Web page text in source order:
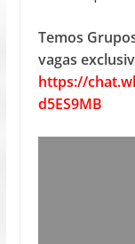
Temos
vagas
https://
d5ES9MB